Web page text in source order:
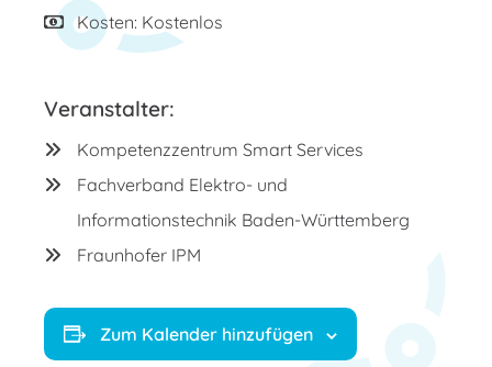
Kosten: Kostenlos
Veranstalter:
Kompetenzzentrum Smart Services
Fachverband Elektro- und
Informationstechnik Baden-Württemberg
Fraunhofer IPM
Zum Kalender hinzufügen